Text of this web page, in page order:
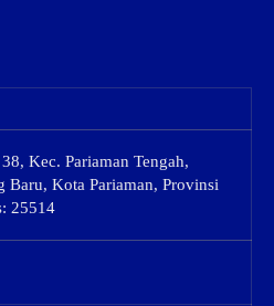
Kec. Pariaman Tengah,
Baru, Kota Pariaman, Provinsi
25514